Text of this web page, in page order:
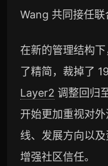
Wang 共同接任联
在新的管理结构
了精简，裁掉了
Layer2 调整回归
开始更加重视对
线、发展方向以
增强社区信任。